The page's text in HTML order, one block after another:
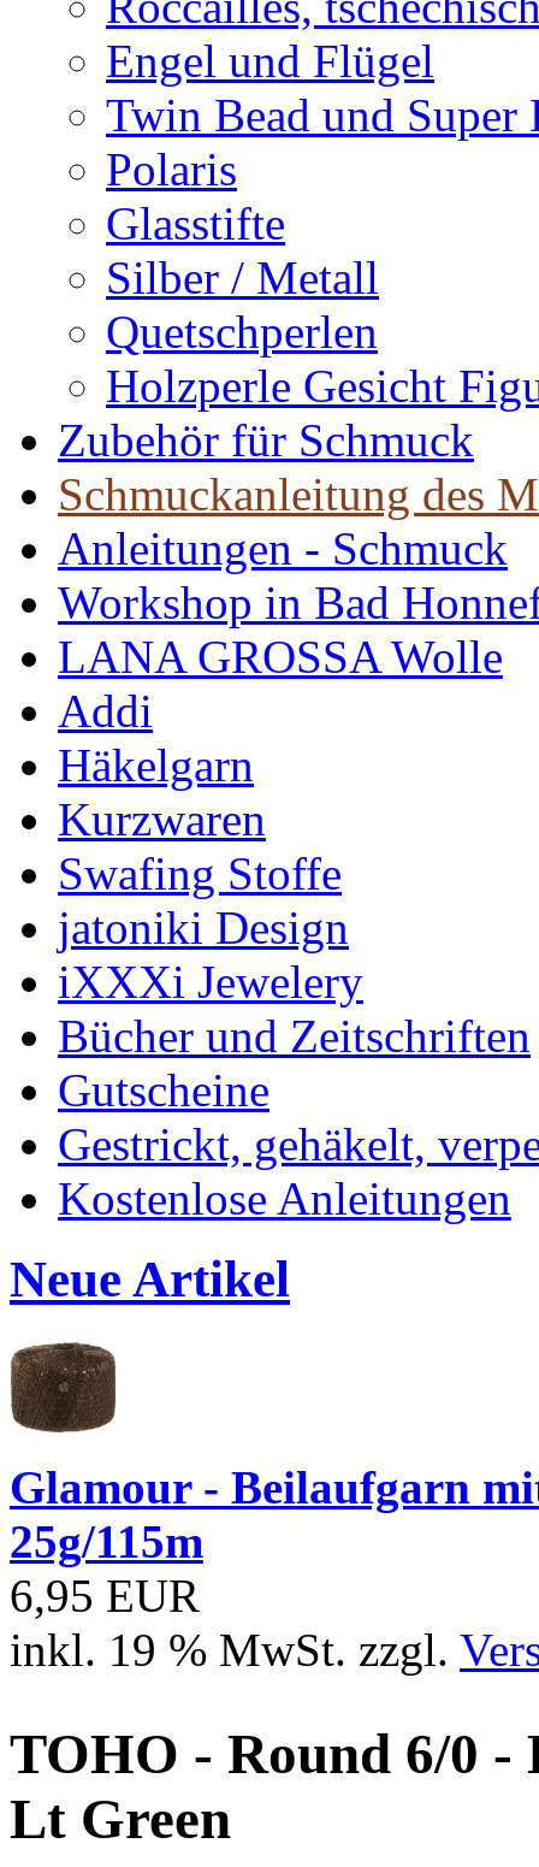
Engel und Flügel
Twin Bead und Super
Polaris
Glasstifte
Silber / Metall
Quetschperlen
Holzperle Gesicht
Zubehör für Schmuck
Schmuckanleitung des
Anleitungen - Schmuck
Workshop in Bad
LANA GROSSA Wolle
Addi
Häkelgarn
Kurzwaren
Swafing Stoffe
jatoniki Design
iXXXi Jewelery
Bücher und Zeitschriften
Gutscheine
Gestrickt, gehäkelt,
Kostenlose Anleitungen
Neue Artikel
Glamour - Beilaufgarn
25g/115m
6,95 EUR
inkl. 19 % MwSt. zzgl.
TOHO - Round 6/0 -
Lt Green